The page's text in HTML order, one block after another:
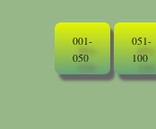
001-
050
051-
100